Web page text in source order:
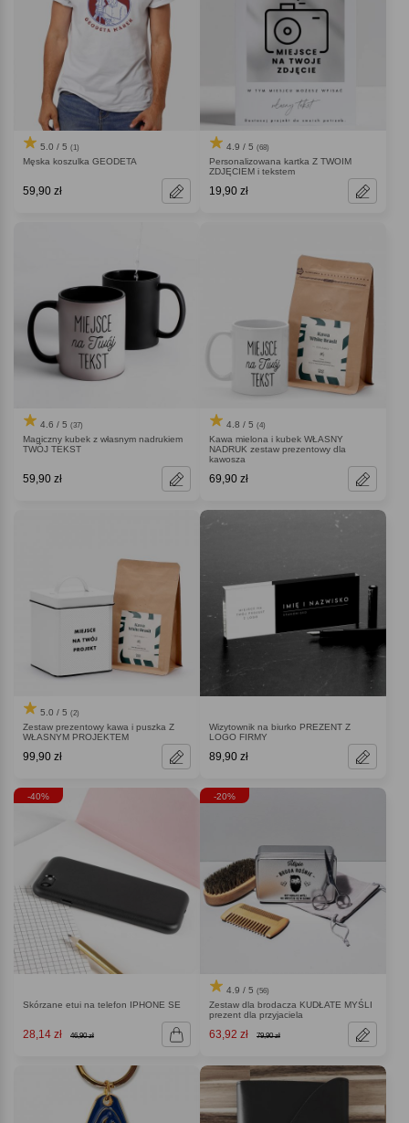
5.0 / 5 (1)
Męska koszulka GEODETA
59,90 zł
4.9 / 5 (68)
Personalizowana kartka Z TWOIM
ZDJĘCIEM i tekstem
19,90 zł
4.6 / 5 (37)
Magiczny kubek z własnym nadrukiem
TWÓJ TEKST
59,90 zł
4.8 / 5 (4)
Kawa mielona i kubek WŁASNY
NADRUK zestaw prezentowy dla
kawosza
69,90 zł
5.0 / 5 (2)
Zestaw prezentowy kawa i puszka Z
WŁASNYM PROJEKTEM
99,90 zł
Wizytownik na biurko PREZENT Z
LOGO FIRMY
89,90 zł
-40%
Skórzane etui na telefon IPHONE SE
28,14 zł 46,90 zł
-20%
4.9 / 5 (56)
Zestaw dla brodacza KUDŁATE MYŚLI
prezent dla przyjaciela
63,92 zł 79,90 zł